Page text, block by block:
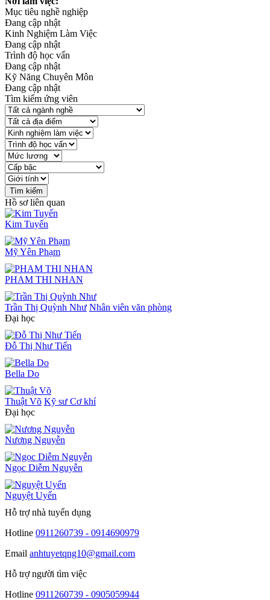
Mục tiêu nghề nghiệp
Đang cập nhật
Kinh Nghiệm Làm Việc
Đang cập nhật
Trình độ học vấn
Đang cập nhật
Kỹ Năng Chuyên Môn
Đang cập nhật
Tìm kiếm ứng viên
Hồ sơ liên quan
Kim Tuyến
Mỹ Yên Phạm
PHAM THI NHAN
Trần Thị Quỳnh Như Nhân viên văn phòng
Đại học
Đỗ Thị Như Tiến
Bella Do
Thuật Võ Kỹ sư Cơ khí
Đại học
Nương Nguyễn
Ngọc Diễm Nguyễn
Nguyệt Uyển
Hỗ trợ nhà tuyển dụng
Hotline 0911260739 - 0914690979
Email anhtuyetqng10@gmail.com
Hỗ trợ người tìm việc
Hotline 0911260739 - 0905059944